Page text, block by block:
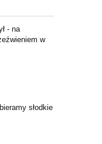
- na
w
słodkie